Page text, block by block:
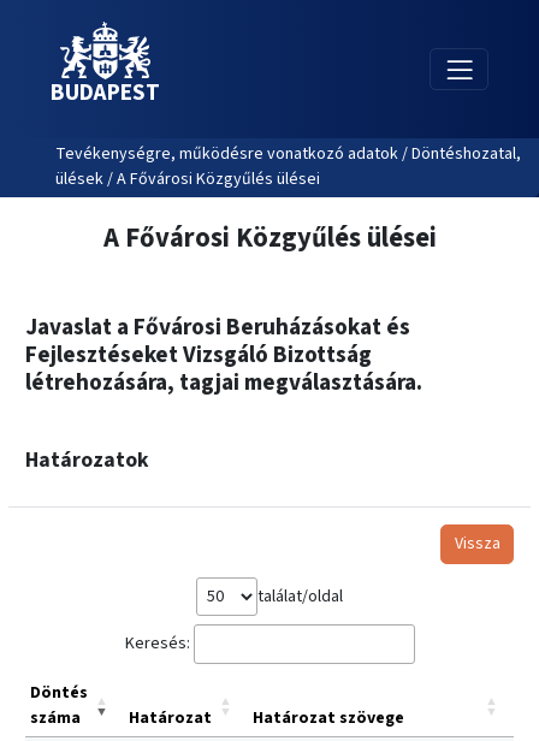
BUDAPEST
Tevékenységre, működésre vonatkozó adatok / Döntéshozatal,
ülések / A Fővárosi Közgyűlés ülései
A Fővárosi Közgyűlés ülései
Javaslat a Fővárosi Beruházásokat és
Fejlesztéseket Vizsgáló Bizottság
létrehozására, tagjai megválasztására.
Határozatok
Vissza
találat/oldal
Keresés:
Döntés
száma
Határozat
Határozat szövege